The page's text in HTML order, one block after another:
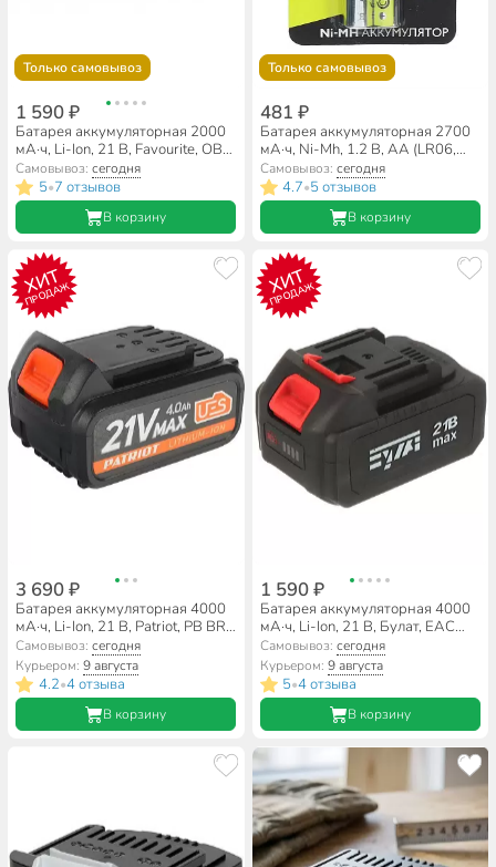
Только самовывоз
1 590 ₽
Батарея аккумуляторная 2000
мА·ч, Li-Ion, 21 В, Favourite, OBS
21/2, 150000212
Самовывоз:сегодня
5•7 отзывов
В корзину
Только самовывоз
481 ₽
Батарея аккумуляторная 2700
мА·ч, Ni-Mh, 1.2 В, АА (LR06,
LR6), 2 шт, в блистере, ФАZА,
5003002
Самовывоз: сегодня
4.7•5 отзывов
В корзину
ХИТ
ПРОДАЖ
3 690 ₽
Батарея аккумуляторная 4000
мА·ч, Li-Ion, 21 В, Patriot, PB BR,
180301121
Самовывоз:сегодня
Курьером:9 августа
4.2•4 отзыва
В корзину
ХИТ
ПРОДАЖ
1 590 ₽
Батарея аккумуляторная 4000
мА·ч, Li-Ion, 21 В, Булат, ЕАС
21/4
Самовывоз: сегодня
Курьером: 9 августа
5•4 отзыва
В корзину